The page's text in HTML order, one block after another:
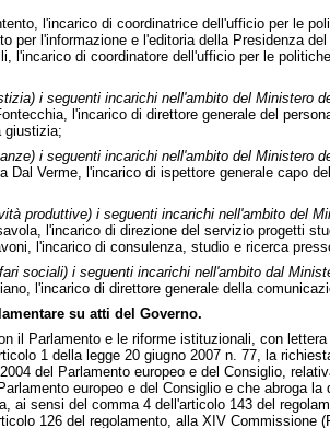
l'incarico di coordinatrice dell'ufficio per le
per l'informazione e l'editoria della Presidenza
l'incarico di coordinatore dell'ufficio per le
i seguenti incarichi nell'ambito del Ministero
l'incarico di direttore generale del
giustizia;
i seguenti incarichi nell'ambito del Ministero
Dal Verme, l'incarico di ispettore generale capo
produttive) i seguenti incarichi nell'ambito del
l'incarico di direzione del servizio progetti
l'incarico di consulenza, studio e ricerca
sociali) i seguenti incarichi nell'ambito dal
l'incarico di direttore generale della
su atti del Governo.
il Parlamento e le riforme istituzionali, con
1 della legge 20 giugno 2007 n. 77, la
del Parlamento europeo e del Consiglio,
europeo e del Consiglio e che abroga la
ai sensi del comma 4 dell'articolo 143 del
126 del regolamento, alla XIV Commissione